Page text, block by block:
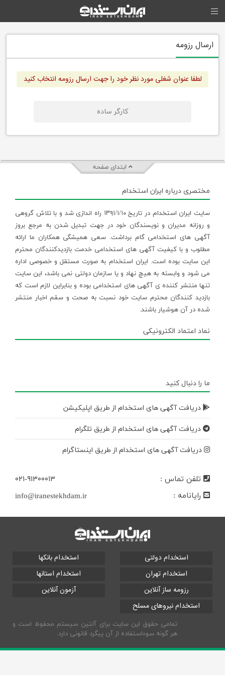
ارسال رزومه
لطفا عنوان شغلی مورد نظر خود را جهت ارسال رزومه انتخاب کنید
کارگر ساده
ابتدای صفحه
مختصری درباره ایران استخدام
سایت ایران استخدام در تاریخ ۱۳۹۱/۱/۱۰ راه اندازی شد و با تلاش گروهی
و روزانه مدیران و نویسندگان خود در جهت تبدیل شدن به مرجع بروز
آگهی های استخدامی گام برداشت. سعی همیشگی همکاران ما ارائه
مطلوب و با کیفیت آگهی های استخدامی خدمت بازدیدکنندگان محترم
این سایت بوده است. ایران استخدام به صورت مستقل و خصوصی اداره
می شود و وابسته به هیچ نهاد و یا سازمان دولتی نمی باشد، این سایت
تنها منتشر کننده ی آگهی های استخدامی بوده و بنابراین لازم است که
بازدید کنندگان محترم سایت خود نسبت به صحت و سقم اخبار منتشر
شده در آن هوشیار باشند.
نماد اعتماد الکترونیکی
ما را دنبال کنید
دریافت آگهی های استخدام از طریق اپلیکیشن
دریافت آگهی های استخدام از طریق تلگرام
دریافت آگهی های استخدام از طریق اینستاگرام
تلفن تماس :
۰۲۱-۹۱۳۰۰۰۱۳
رایانامه :
info@iranestekhdam.ir
استخدام دولتی
استخدام بانکها
استخدام تهران
استخدام استانها
رزومه ساز آنلاین
آزمون آنلاین
استخدام نیروهای مسلح
تمامی حقوق این سایت برای آلتین سیستم محفوظ است و
هر گونه سوءاستفاده از آن پیگرد قانونی دارد.